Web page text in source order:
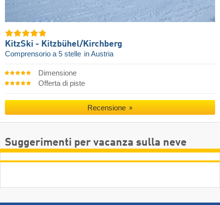
KitzSki - Kitzbühel/​Kirchberg
Comprensorio a 5 stelle in Austria
Dimensione
Offerta di piste
Recensione
Suggerimenti per vacanza sulla neve